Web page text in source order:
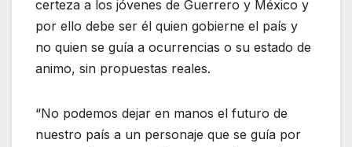
certeza a los jóvenes de Guerrero y México y
por ello debe ser él quien gobierne el país y
no quien se guía a ocurrencias o su estado de
animo, sin propuestas reales.
“No podemos dejar en manos el futuro de
nuestro país a un personaje que se guía por